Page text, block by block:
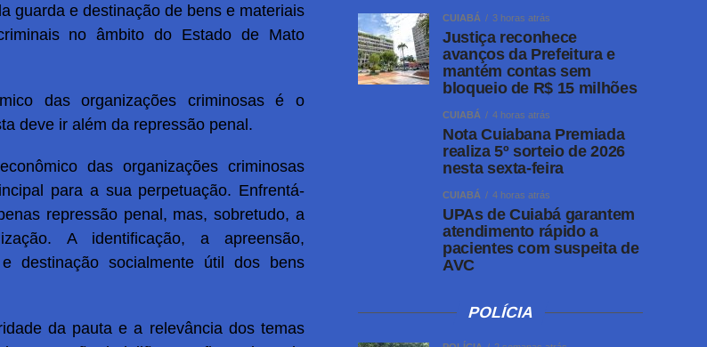
guarda e destinação de bens e materiais
no âmbito do Estado de Mato
das organizações criminosas é o
deve ir além da repressão penal.
das organizações criminosas
para a sua perpetuação. Enfrentá-
repressão penal, mas, sobretudo, a
A identificação, a apreensão,
destinação socialmente útil dos bens
da pauta e a relevância dos temas
CUIABÁ 3 horas atrás
Justiça reconhece
avanços da Prefeitura e
mantém contas sem
bloqueio de R$ 15 milhões
CUIABÁ 4 horas atrás
Nota Cuiabana Premiada
realiza 5º sorteio de 2026
nesta sexta-feira
CUIABÁ 4 horas atrás
UPAs de Cuiabá garantem
atendimento rápido a
pacientes com suspeita de
AVC
POLÍCIA